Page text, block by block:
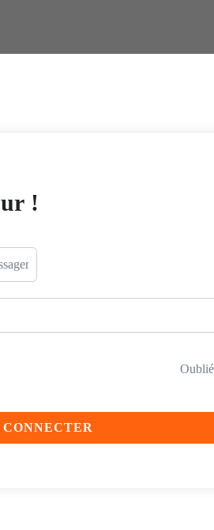
!
CONNECTER